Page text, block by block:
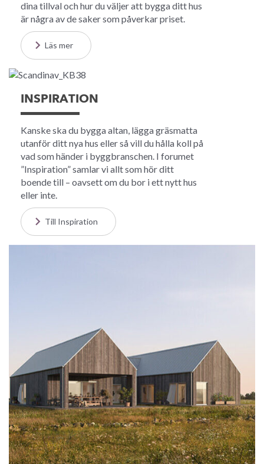
dina tillval och hur du väljer att bygga ditt hus
är några av de saker som påverkar priset.
Läs mer
INSPIRATION
Kanske ska du bygga altan, lägga gräsmatta
utanför ditt nya hus eller så vill du hålla koll på
vad som händer i byggbranschen. I forumet
”Inspiration” samlar vi allt som hör ditt
boende till – oavsett om du bor i ett nytt hus
eller inte.
Till Inspiration